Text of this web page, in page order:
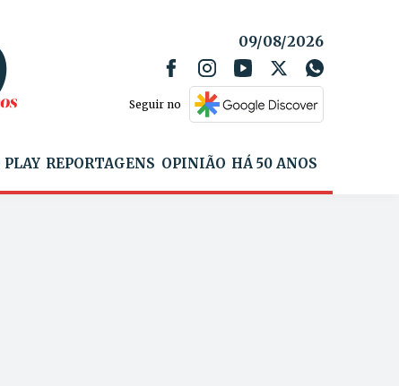
09/08/2026
Seguir no
PLAY REPORTAGENS OPINIÃO HÁ 50 ANOS